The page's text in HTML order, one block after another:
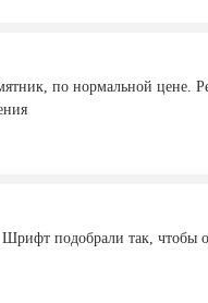
по нормальной цене.
подобрали так,